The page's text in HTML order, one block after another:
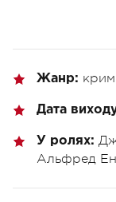
Жанр:
Дата
У ролях:
Альфред